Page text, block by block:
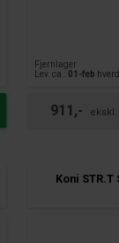
Fjernlager
Lev. ca.: 01-feb
911,-
Koni